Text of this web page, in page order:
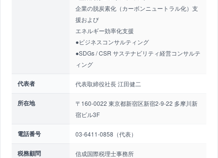
企業の脱炭素化（カーボンニュートラル化）支
援および
エネルギー効率化支援
●ビジネスコンサルティング
●SDGs / CSR サステナビリティ経営コンサルテ
ィング
代表者 代表取締役社長 江田健二
所在地
〒160-0022 東京都新宿区新宿2-9-22 多摩川新
宿ビル3F
電話番号 03-6411-0858（代表）
税務顧問 信成国際税理士事務所